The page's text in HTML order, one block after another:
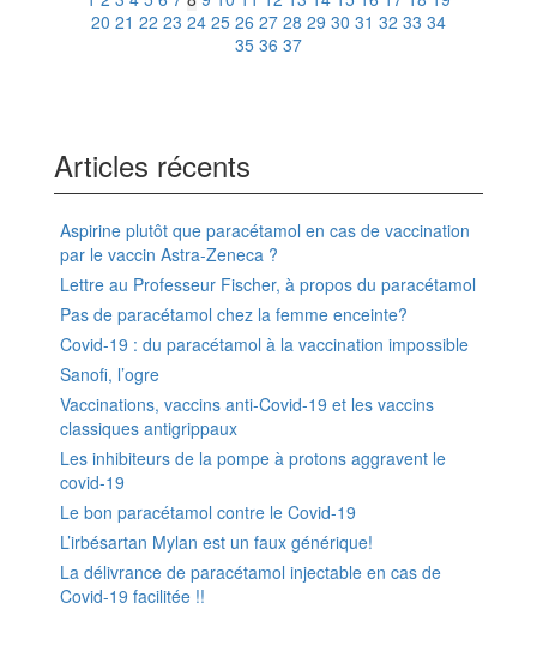
20 21 22 23 24 25 26 27 28 29 30 31 32 33 34
35 36 37
Articles récents
Aspirine plutôt que paracétamol en cas de vaccination
par le vaccin Astra-Zeneca ?
Lettre au Professeur Fischer, à propos du paracétamol
Pas de paracétamol chez la femme enceinte?
Covid-19 : du paracétamol à la vaccination impossible
Sanofi, l’ogre
Vaccinations, vaccins anti-Covid-19 et les vaccins
classiques antigrippaux
Les inhibiteurs de la pompe à protons aggravent le
covid-19
Le bon paracétamol contre le Covid-19
L’irbésartan Mylan est un faux générique!
La délivrance de paracétamol injectable en cas de
Covid-19 facilitée !!